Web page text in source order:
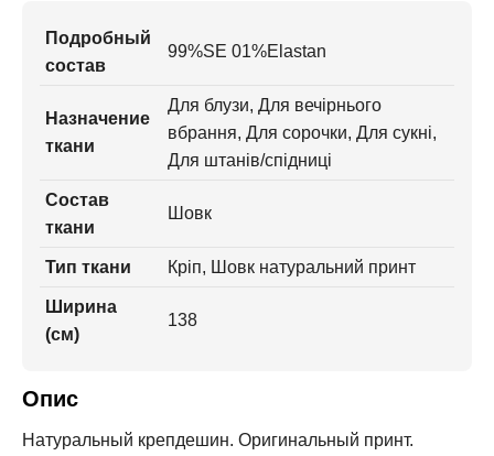
Подробный
состав
99%SE 01%Elastan
Назначение
ткани
Для блузи, Для вечірнього
вбрання, Для сорочки, Для сукні,
Для штанів/спідниці
Состав
ткани
Шовк
Тип ткани Кріп, Шовк натуральний принт
Ширина
(см)
138
Опис
Натуральный крепдешин. Оригинальный принт.